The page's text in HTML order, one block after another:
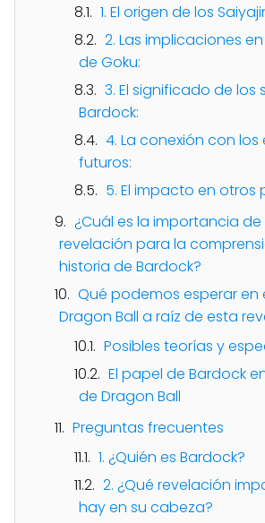
1. El origen de los
2. Las implicaciones
de Goku:
3. El significado de los
Bardock:
4. La conexión con los
futuros:
5. El impacto en otros
¿Cuál es la importancia
revelación para la
historia de Bardock?
Qué podemos esperar en
Dragon Ball a raíz de esta
Posibles teorías y
El papel de Bardock
de Dragon Ball
Preguntas frecuentes
1. ¿Quién es Bardock?
2. ¿Qué revelación
hay en su cabeza?